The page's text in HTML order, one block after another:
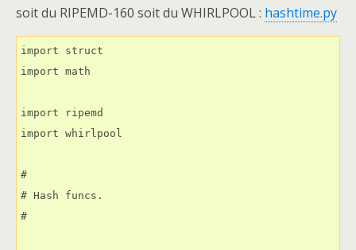
soit du RIPEMD-160 soit du WHIRLPOOL : hashtime.py
import struct
import math
import ripemd
import whirlpool
#
# Hash funcs.
#